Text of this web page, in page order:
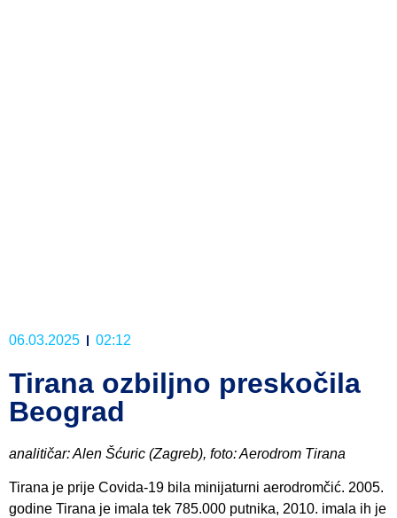
06.03.2025 02:12
Tirana ozbiljno preskočila
Beograd
analitičar: Alen Šćuric (Zagreb), foto: Aerodrom Tirana
Tirana je prije Covida-19 bila minijaturni aerodromčić. 2005.
godine Tirana je imala tek 785.000 putnika, 2010. imala ih je